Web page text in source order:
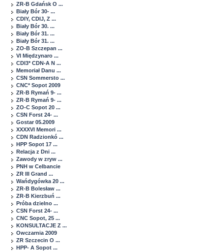
ZR-B Gdańsk O ...
Biały Bór 30- ...
CDIY, CDIJ, Z ...
Biały Bór 30. ...
Biały Bór 31. ...
Biały Bór 31. ...
ZO-B Szczepan ...
VI Międzynaro ...
CDI3* CDN-A N ...
Memoriał Danu ...
CSN Sommersto ...
CNC* Sopot 2009
ZR-B Rymań 9- ...
ZR-B Rymań 9- ...
ZO-C Sopot 20 ...
CSN Forst 24- ...
Gostar 05.2009
XXXXVI Memori ...
CDN Radzionkó ...
HPP Sopot 17 ...
Relacja z Dni ...
Zawody w zryw ...
PNH w Celbancie
ZR III Grand ...
Wańdygówka 20 ...
ZR-B Bolesław ...
ZR-B Kierzbuń ...
Próba dzielno ...
CSN Forst 24- ...
CNC Sopot, 25 ...
KONSULTACJE Z ...
Owczarnia 2009
ZR Szczecin O ...
HPP- A Sopot ...